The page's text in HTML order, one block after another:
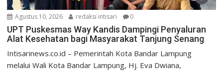
Agustus 10, 2026 redaksi intisari 0
UPT Puskesmas Way Kandis Dampingi Penyaluran
Alat Kesehatan bagi Masyarakat Tanjung Senang
Intisarinews.co.id – Pemerintah Kota Bandar Lampung
melalui Wali Kota Bandar Lampung, Hj. Eva Dwiana,